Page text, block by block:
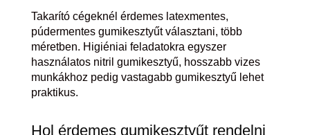
Takarító cégeknél érdemes latexmentes,
púdermentes gumikesztyűt választani, több
méretben. Higiéniai feladatokra egyszer
használatos nitril gumikesztyű, hosszabb vizes
munkákhoz pedig vastagabb gumikesztyű lehet
praktikus.
Hol érdemes gumikesztyűt rendelni